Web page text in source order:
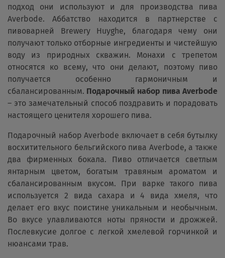
подход они используют и для производства пива
Averbode. Аббатство находится в партнерстве с
пивоварней Brewery Huyghe, благодаря чему они
получают только отборные ингредиенты и чистейшую
воду из природных скважин. Монахи с трепетом
относятся ко всему, что они делают, поэтому пиво
получается особенно гармоничным и
сбалансированным. Подарочный набор пива Averbode
– это замечательный способ поздравить и порадовать
настоящего ценителя хорошего пива.
Подарочный набор Averbode включает в себя бутылку
восхитительного бельгийского пива Averbode, а также
два фирменных бокала. Пиво отличается светлым
янтарным цветом, богатым травяным ароматом и
сбалансированным вкусом. При варке такого пива
используется 2 вида сахара и 4 вида хмеля, что
делает его вкус поистине уникальным и необычным.
Во вкусе улавливаются ноты пряности и дрожжей.
Послевкусие долгое с легкой хмелевой горчинкой и
нюансами трав.